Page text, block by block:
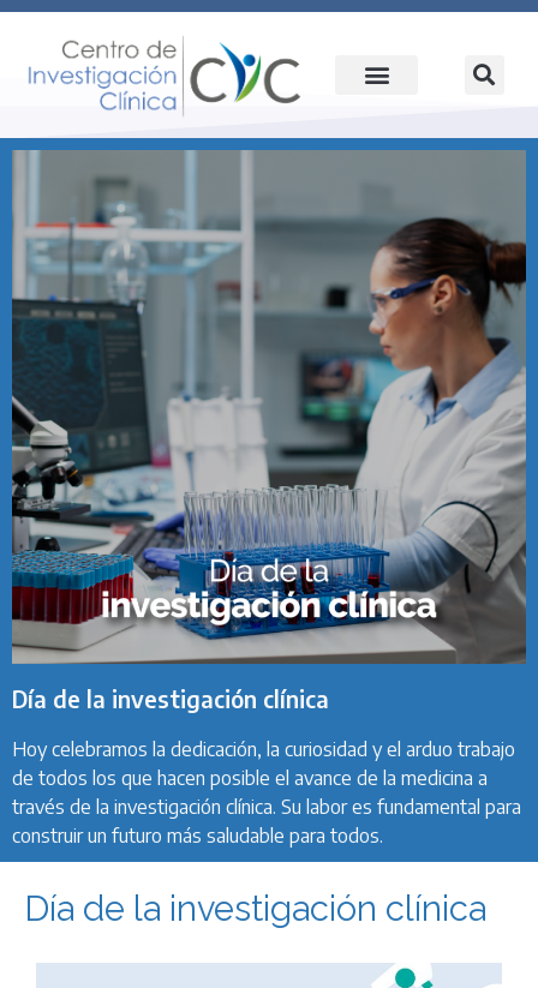
Día de la investigación clínica
Hoy celebramos la dedicación, la curiosidad y el arduo trabajo
de todos los que hacen posible el avance de la medicina a
través de la investigación clínica. Su labor es fundamental para
construir un futuro más saludable para todos.
Día de la investigación clínica